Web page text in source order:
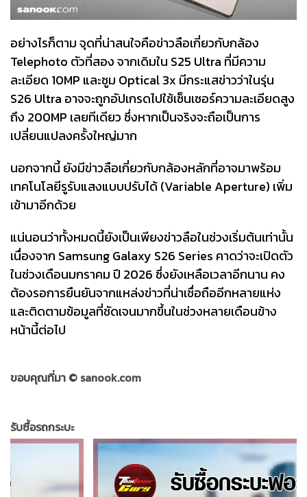
อย่างไรก็ตาม จุดที่น่าสนใจคือข่าวลือเกี่ยวกับกล้อง
Telephoto ตัวที่สอง จากเดิมใน S25 Ultra ที่มีความ
ละเอียด 10MP และซูม Optical 3x มีกระแสข่าวว่าในรุ่น
S26 Ultra อาจจะถูกอัปเกรดไปใช้เซ็นเซอร์ความละเอียดสูง
ถึง 200MP เลยทีเดียว ซึ่งหากเป็นจริงจะถือเป็นการ
เปลี่ยนแปลงครั้งใหญ่มาก
นอกจากนี้ ยังมีข่าวลือเกี่ยวกับกล้องหลักที่อาจมาพร้อม
เทคโนโลยีรูรับแสงแบบปรับได้ (Variable Aperture) เพิ่ม
เข้ามาอีกด้วย
แน่นอนว่าทั้งหมดนี้ยังเป็นเพียงข่าวลือในช่วงเริ่มต้นเท่านั้น
เนื่องจาก Samsung Galaxy S26 Series คาดว่าจะเปิดตัว
ในช่วงเดือนมกราคม ปี 2026 ซึ่งยังเหลือเวลาอีกนาน คง
ต้องรอการยืนยันจากแหล่งข่าวที่น่าเชื่อถืออีกหลายแห่ง
และติดตามข้อมูลที่ชัดเจนมากขึ้นในช่วงหลายเดือนข้าง
หน้านี้ต่อไป
ขอบคุณที่มา © sanook.com
รับซื้อรถกระบะ